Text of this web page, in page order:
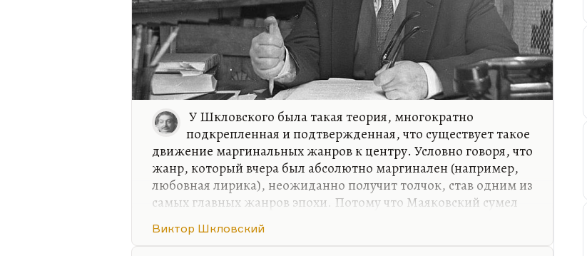
У Шкловского была такая теория, многократно
подкрепленная и подтвержденная, что существует такое
движение маргинальных жанров к центру. Условно говоря, что
жанр, который вчера был абсолютно маргинален (например,
любовная лирика), неожиданно получит толчок, став одним из
самых главных жанров эпохи. Потому что Маяковский сумел
лирику. У меня в книжке про Маяковского это подробно
Виктор Шкловский